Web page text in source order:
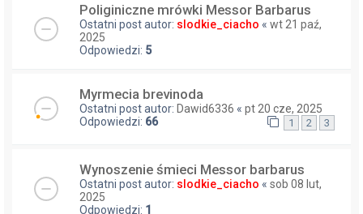
Poliginiczne mrówki Messor Barbarus
Ostatni post autor: slodkie_ciacho « wt 21 paź,
2025
Odpowiedzi: 5
Myrmecia brevinoda
Ostatni post autor: Dawid6336 « pt 20 cze, 2025
Odpowiedzi: 66 1 2 3
Wynoszenie śmieci Messor barbarus
Ostatni post autor: slodkie_ciacho « sob 08 lut,
2025
Odpowiedzi: 1